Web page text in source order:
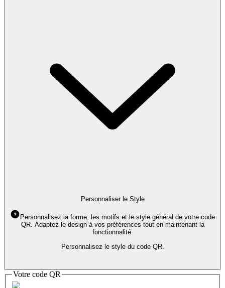
Personnaliser le Style
Personnalisez la forme, les motifs et le style général de votre code
QR. Adaptez le design à vos préférences tout en maintenant la
fonctionnalité.
Personnalisez le style du code QR.
Votre code QR